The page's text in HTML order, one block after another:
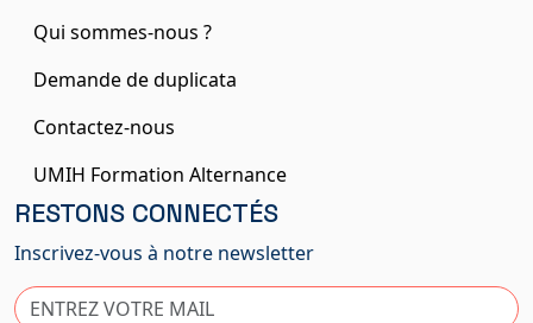
Qui sommes-nous ?
Demande de duplicata
Contactez-nous
UMIH Formation Alternance
RESTONS CONNECTÉS
Inscrivez-vous à notre newsletter